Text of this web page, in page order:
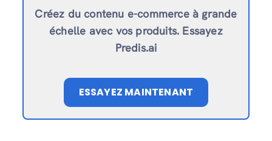
Créez du contenu e-commerce à grande
échelle avec vos produits. Essayez
Predis.ai
ESSAYEZ MAINTENANT